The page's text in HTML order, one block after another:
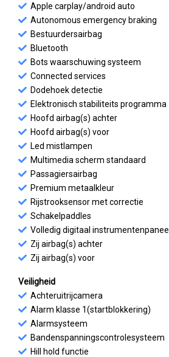
Apple carplay/android auto
Autonomous emergency braking
Bestuurdersairbag
Bluetooth
Bots waarschuwing systeem
Connected services
Dodehoek detectie
Elektronisch stabiliteits programma
Hoofd airbag(s) achter
Hoofd airbag(s) voor
Led mistlampen
Multimedia scherm standaard
Passagiersairbag
Premium metaalkleur
Rijstrooksensor met correctie
Schakelpaddles
Volledig digitaal instrumentenpaneel
Zij airbag(s) achter
Zij airbag(s) voor
Veiligheid
Achteruitrijcamera
Alarm klasse 1(startblokkering)
Alarmsysteem
Bandenspanningscontrolesysteem
Hill hold functie